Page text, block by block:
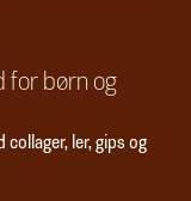
for børn og
collager, ler, gips og